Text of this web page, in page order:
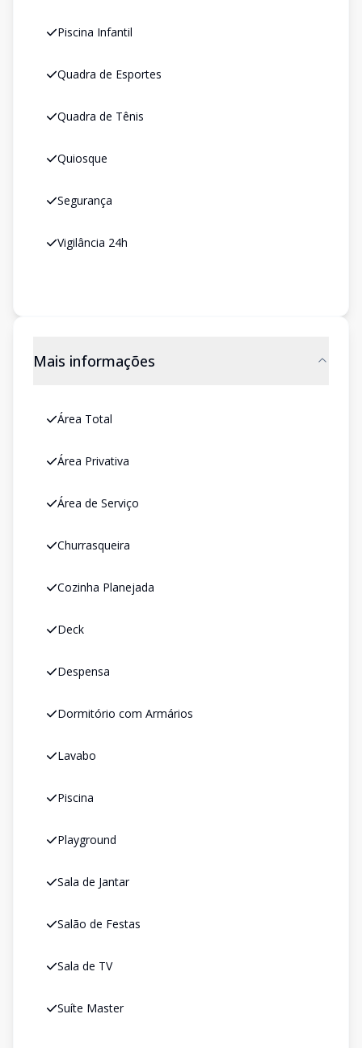
Piscina Infantil
Quadra de Esportes
Quadra de Tênis
Quiosque
Segurança
Vigilância 24h
Mais informações
Área Total
Área Privativa
Área de Serviço
Churrasqueira
Cozinha Planejada
Deck
Despensa
Dormitório com Armários
Lavabo
Piscina
Playground
Sala de Jantar
Salão de Festas
Sala de TV
Suíte Master